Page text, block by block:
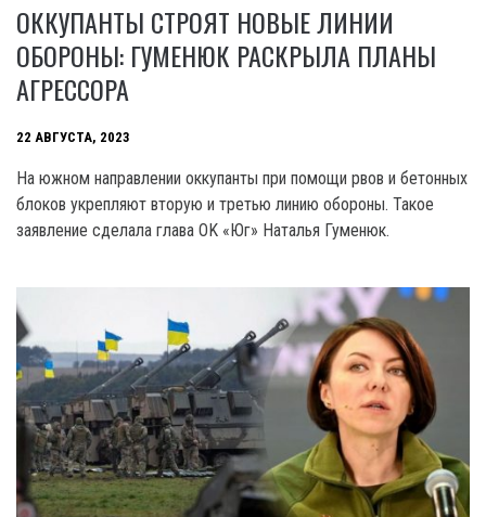
ОККУПАНТЫ СТРОЯТ НОВЫЕ ЛИНИИ
ОБОРОНЫ: ГУМЕНЮК РАСКРЫЛА ПЛАНЫ
АГРЕССОРА
22 АВГУСТА, 2023
На южном направлении оккупанты при помощи рвов и бетонных
блоков укрепляют вторую и третью линию обороны. Такое
заявление сделала глава OK «Юг» Наталья Гуменюк.